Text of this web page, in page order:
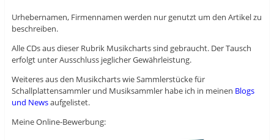
Urhebernamen, Firmennamen werden nur genutzt um den Artikel zu
beschreiben.
Alle CDs aus dieser Rubrik Musikcharts sind gebraucht. Der Tausch
erfolgt unter Ausschluss jeglicher Gewährleistung.
Weiteres aus den Musikcharts wie Sammlerstücke für
Schallplattensammler und Musiksammler habe ich in meinen Blogs
und Newsaufgelistet.
Meine Online-Bewerbung: